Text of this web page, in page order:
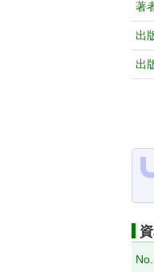
著
出
出
No.